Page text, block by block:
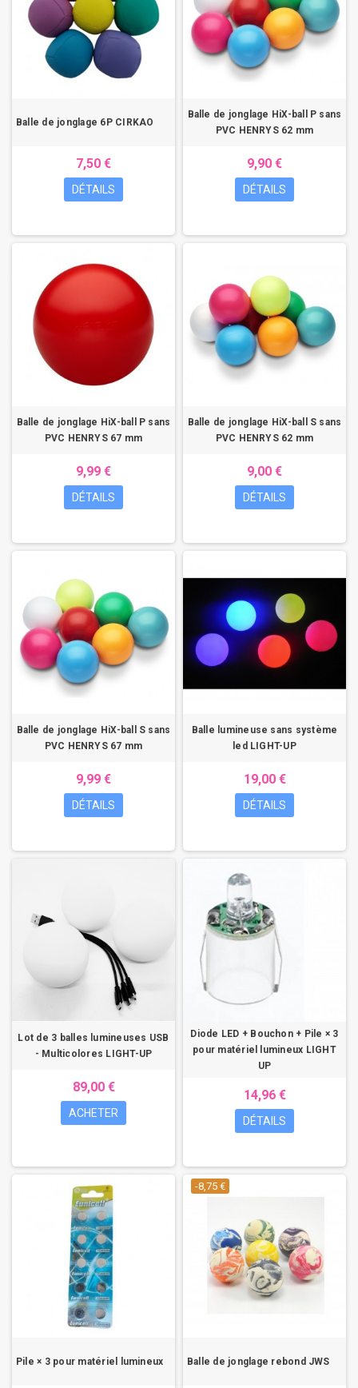
Balle de jonglage 6P CIRKAO
7,50 €
DÉTAILS
Balle de jonglage HiX-ball P sans
PVC HENRYS 62 mm
9,90 €
DÉTAILS
Balle de jonglage HiX-ball P sans
PVC HENRYS 67 mm
9,99 €
DÉTAILS
Balle de jonglage HiX-ball S sans
PVC HENRYS 62 mm
9,00 €
DÉTAILS
Balle de jonglage HiX-ball S sans
PVC HENRYS 67 mm
9,99 €
DÉTAILS
Balle lumineuse sans système
led LIGHT-UP
19,00 €
DÉTAILS
Lot de 3 balles lumineuses USB
- Multicolores LIGHT-UP
89,00 €
ACHETER
Diode LED + Bouchon + Pile × 3
pour matériel lumineux LIGHT
UP
14,96 €
DÉTAILS
Pile × 3 pour matériel lumineux
-8,75 €
Balle de jonglage rebond JWS